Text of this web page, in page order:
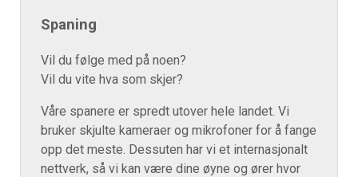
Spaning
Vil du følge med på noen?
Vil du vite hva som skjer?
Våre spanere er spredt utover hele landet. Vi
bruker skjulte kameraer og mikrofoner for å fange
opp det meste. Dessuten har vi et internasjonalt
nettverk, så vi kan være dine øyne og ører hvor